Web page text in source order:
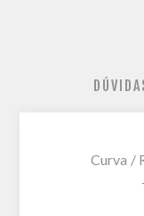
Curva /